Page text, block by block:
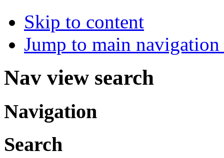
Skip to content
Jump to main
Nav view search
Navigation
Search